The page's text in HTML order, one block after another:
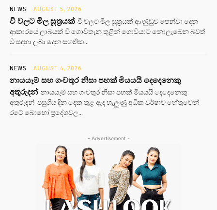
NEWS AUGUST 5, 2026
වී වලට මිල සූත්‍රයක් වී වලට මිල සූත්‍රයක් ආණුඩුව පෙන්වා දෙන
ආකාරයේ ලාබයක් වී ගොවිතැන තුළින් ගොවියාට නොලැබෙන බවත්
වී සඳහා ලබා දෙන සහතික...
NEWS AUGUST 4, 2026
නායයෑම් සහ ගංවතුර නිසා පහක් මියයයි දෙදෙනෙකු
අතුරුදන් නායයෑම් සහ ගංවතුර නිසා පහක් මියයයි දෙදෙනෙකු
අතුරුදන් පසුගිය දින දෙක තුළ ඇද හැලුණු අධික වර්ෂාව හේතුවෙන්
රටේ බොහෝ ප්‍රදේශවල...
- Advertisement -